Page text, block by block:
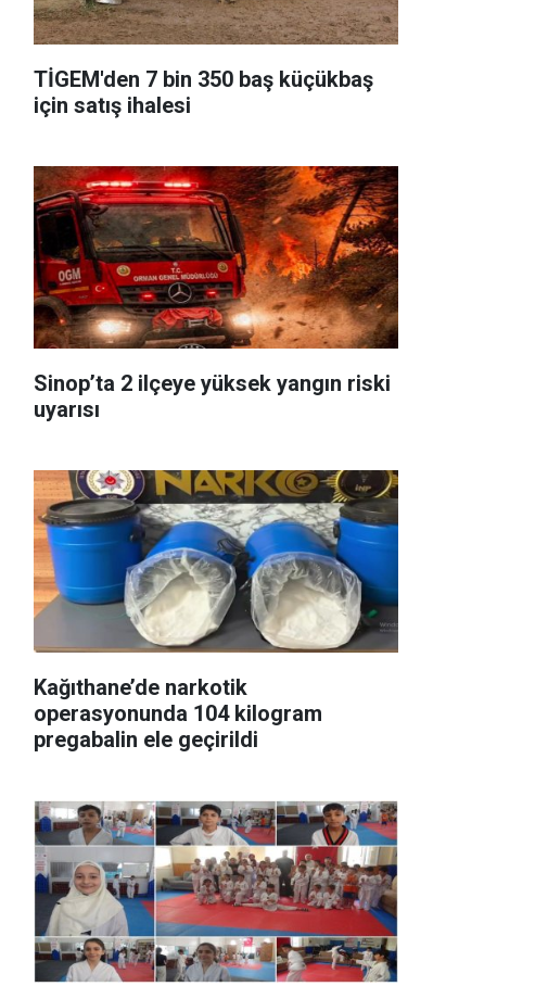
TİGEM'den 7 bin 350 baş küçükbaş
için satış ihalesi
Sinop’ta 2 ilçeye yüksek yangın riski
uyarısı
Kağıthane’de narkotik
operasyonunda 104 kilogram
pregabalin ele geçirildi